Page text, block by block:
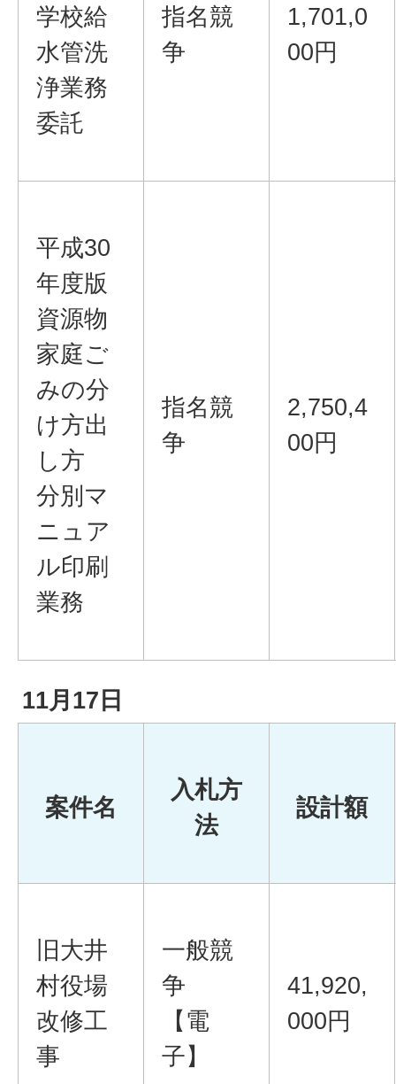
学校給
水管洗
浄業務
委託
指名競
争
1,701,0
00円
平成30
年度版
資源物
家庭ご
みの分
け方出
し方
分別マ
ニュア
ル印刷
業務
指名競
争
2,750,4
00円
11月17日
案件名
入札方
法
設計額
旧大井
村役場
改修工
事
一般競
争
【電
子】
41,920,
000円